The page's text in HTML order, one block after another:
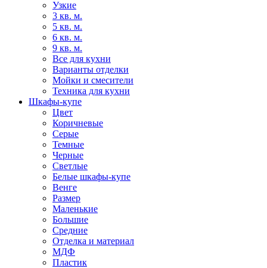
Узкие
3 кв. м.
5 кв. м.
6 кв. м.
9 кв. м.
Все для кухни
Варианты отделки
Мойки и смесители
Техника для кухни
Шкафы-купе
Цвет
Коричневые
Серые
Темные
Черные
Светлые
Белые шкафы-купе
Венге
Размер
Маленькие
Большие
Средние
Отделка и материал
МДФ
Пластик